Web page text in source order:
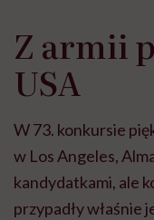
Z armii
USA
W 73. konkursie
w Los Angeles,
kandydatkami, ale
przypadły właśnie